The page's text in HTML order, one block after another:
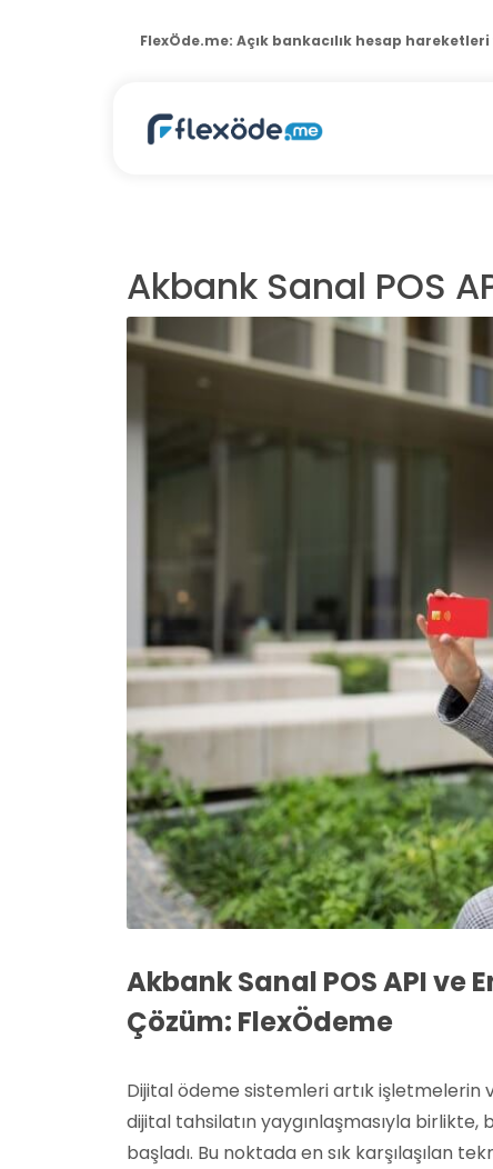
FlexÖde.me: POS terminal raporlama yazılımı
Akbank Sanal POS
Akbank Sanal POS API ve
Çözüm: FlexÖdeme
Dijital ödeme sistemleri artık işletmelerin
dijital tahsilatın yaygınlaşmasıyla
başladı. Bu noktada en sık karşılaşılan